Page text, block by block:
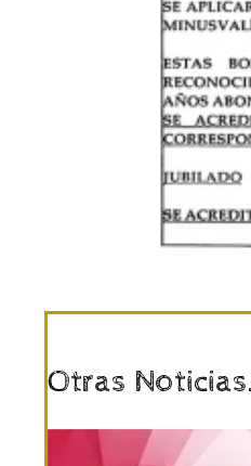
Otras Noticias.